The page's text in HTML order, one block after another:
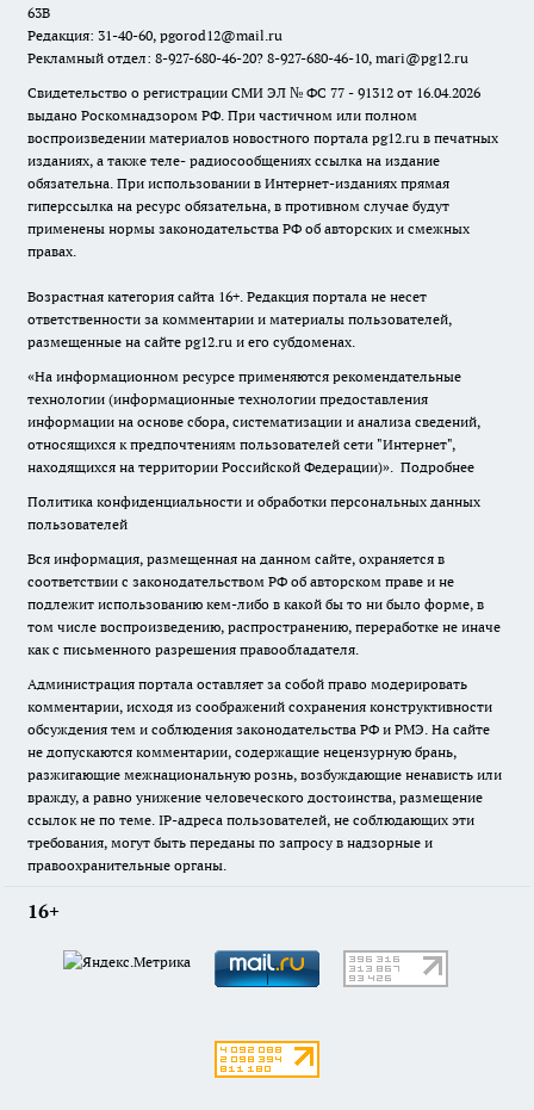
63В
Редакция: 31-40-60, pgorod12@mail.ru
Рекламный отдел: 8-927-680-46-20? 8-927-680-46-10, mari@pg12.ru
Свидетельство о регистрации СМИ ЭЛ № ФС 77 - 91312 от 16.04.2026
выдано Роскомнадзором РФ. При частичном или полном
воспроизведении материалов новостного портала pg12.ru в печатных
изданиях, а также теле- радиосообщениях ссылка на издание
обязательна. При использовании в Интернет-изданиях прямая
гиперссылка на ресурс обязательна, в противном случае будут
применены нормы законодательства РФ об авторских и смежных
правах.
Возрастная категория сайта 16+. Редакция портала не несет
ответственности за комментарии и материалы пользователей,
размещенные на сайте pg12.ru и его субдоменах.
«На информационном ресурсе применяются рекомендательные
технологии (информационные технологии предоставления
информации на основе сбора, систематизации и анализа сведений,
относящихся к предпочтениям пользователей сети "Интернет",
находящихся на территории Российской Федерации)». Подробнее
Политика конфиденциальности и обработки персональных данных
пользователей
Вся информация, размещенная на данном сайте, охраняется в
соответствии с законодательством РФ об авторском праве и не
подлежит использованию кем-либо в какой бы то ни было форме, в
том числе воспроизведению, распространению, переработке не иначе
как с письменного разрешения правообладателя.
Администрация портала оставляет за собой право модерировать
комментарии, исходя из соображений сохранения конструктивности
обсуждения тем и соблюдения законодательства РФ и РМЭ. На сайте
не допускаются комментарии, содержащие нецензурную брань,
разжигающие межнациональную рознь, возбуждающие ненависть или
вражду, а равно унижение человеческого достоинства, размещение
ссылок не по теме. IP-адреса пользователей, не соблюдающих эти
требования, могут быть переданы по запросу в надзорные и
правоохранительные органы.
16+